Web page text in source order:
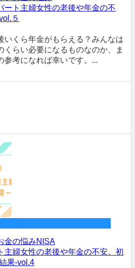
ート主婦女性の老後や年金の不
５
いくら年金がもらえる？みんなは
くらい必要になるものなのか、ま
考になれば幸いです。...
金の悩みNISA
主婦女性の老後や年金の不安。初
果-vol.4